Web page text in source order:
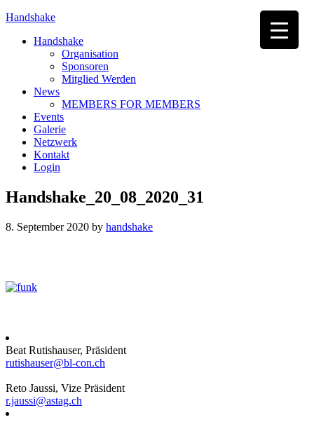
Handshake
Handshake
Organisation
Sponsoren
Mitglied Werden
News
MEMBERS FOR MEMBERS
Events
Galerie
Netzwerk
Kontakt
Login
Handshake_20_08_2020_31
8. September 2020 by handshake
Beat Rutishauser, Präsident
rutishauser@bl-con.ch
Reto Jaussi, Vize Präsident
r.jaussi@astag.ch